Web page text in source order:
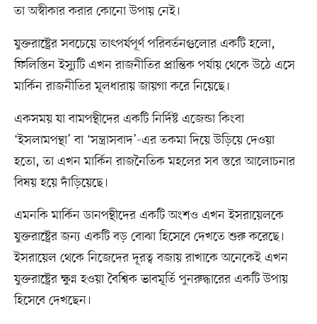
তা অস্বীকার করার কোনো উপায় নেই।
যুক্তরাষ্ট্রের সবচেয়ে তাৎপর্যপূর্ণ পরিবর্তনগুলোর একটি হলো,
ফিলিস্তিন ইস্যুটি এখন রাজনীতির প্রান্তিক পর্যায় থেকে উঠে এসে
মার্কিন রাজনীতির মূলধারায় জায়গা করে নিয়েছে।
একসময় যা বামপন্থীদের একটি নির্দিষ্ট এজেন্ডা কিংবা
‘ইসলামপন্থা’ বা ‘সন্ত্রাসবাদ’-এর তকমা দিয়ে উড়িয়ে দেওয়া
হতো, তা এখন মার্কিন রাজনৈতিক মহলের সব স্তরে আলোচনার
বিষয় হয়ে দাঁড়িয়েছে।
এমনকি মার্কিন ডানপন্থীদের একটি অংশও এখন ইসরায়েলকে
যুক্তরাষ্ট্রের জন্য একটি বড় বোঝা হিসেবে দেখতে শুরু করেছে।
ইসরায়েল থেকে নিজেদের দূরত্ব বজায় রাখাকে অনেকেই এখন
যুক্তরাষ্ট্রের ক্ষুণ্ন হওয়া বৈশ্বিক ভাবমূর্তি পুনরুদ্ধারের একটি উপায়
হিসেবে দেখছেন।